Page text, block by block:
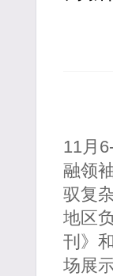
11月
融领
驭复
地区
刊》
场展